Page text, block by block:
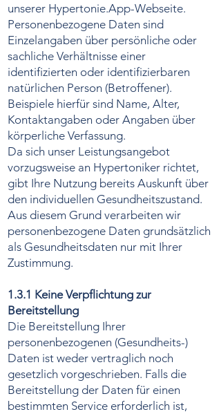
unserer Hypertonie.App-Webseite.
Personenbezogene Daten sind
Einzelangaben über persönliche oder
sachliche Verhältnisse einer
identifizierten oder identifizierbaren
natürlichen Person (Betroffener).
Beispiele hierfür sind Name, Alter,
Kontaktangaben oder Angaben über
körperliche Verfassung.
Da sich unser Leistungsangebot
vorzugsweise an Hypertoniker richtet,
gibt Ihre Nutzung bereits Auskunft über
den individuellen Gesundheitszustand.
Aus diesem Grund verarbeiten wir
personenbezogene Daten grundsätzlich
als Gesundheitsdaten nur mit Ihrer
Zustimmung.
1.3.1 Keine Verpflichtung zur
Bereitstellung
Die Bereitstellung Ihrer
personenbezogenen (Gesundheits-)
Daten ist weder vertraglich noch
gesetzlich vorgeschrieben. Falls die
Bereitstellung der Daten für einen
bestimmten Service erforderlich ist,